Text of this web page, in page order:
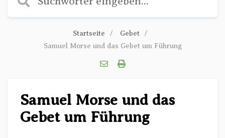
Startseite
Gebet
Samuel Morse und das Gebet um Führung
Samuel Morse und das
Gebet um Führung